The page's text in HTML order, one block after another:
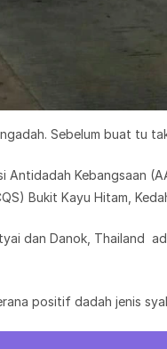
Sebelum buat tu
Kebangsaan
Bukit Kayu Hitam,
dan Danok, Thailand
positif dadah jenis